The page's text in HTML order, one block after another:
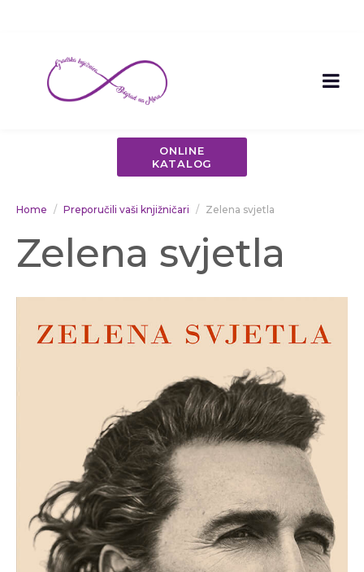
ONLINE
KATALOG
Home Preporučili vaši knjižničari Zelena svjetla
Zelena svjetla